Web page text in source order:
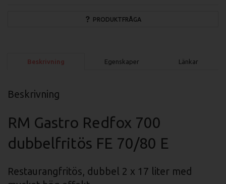
PRODUKTFRÅGA
Beskrivning Egenskaper Länkar
Beskrivning
RM Gastro Redfox 700
dubbelfritös FE 70/80 E
Restaurangfritös, dubbel 2 x 17 liter med